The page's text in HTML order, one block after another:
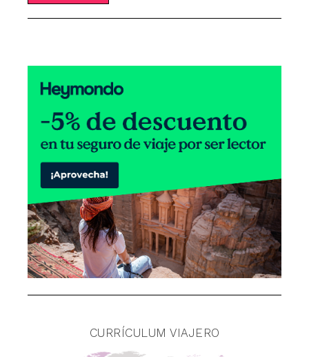
CURRÍCULUM VIAJERO